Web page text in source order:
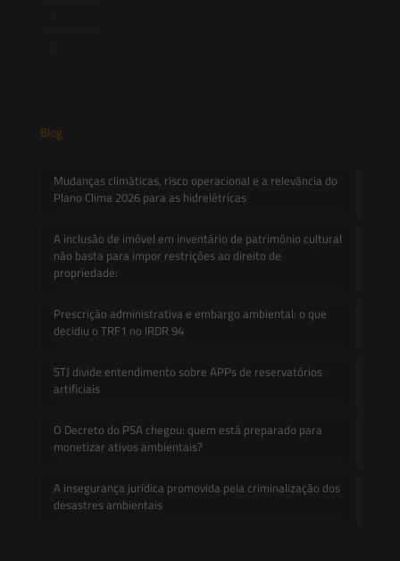
Blog
Mudanças climáticas, risco operacional e a relevância do
Plano Clima 2026 para as hidrelétricas
A inclusão de imóvel em inventário de patrimônio cultural
não basta para impor restrições ao direito de
propriedade:
Prescrição administrativa e embargo ambiental: o que
decidiu o TRF1 no IRDR 94
STJ divide entendimento sobre APPs de reservatórios
artificiais
O Decreto do PSA chegou: quem está preparado para
monetizar ativos ambientais?
A insegurança jurídica promovida pela criminalização dos
desastres ambientais